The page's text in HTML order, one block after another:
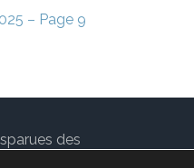
– Page 9
des